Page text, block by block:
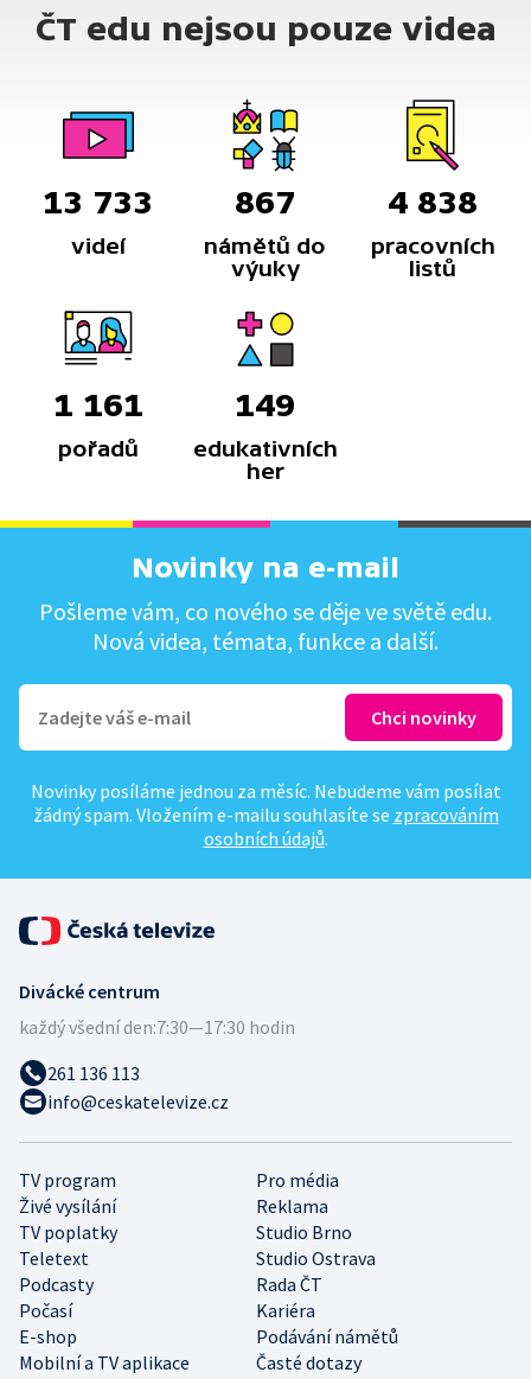
ČT edu nejsou pouze videa
13 733
videí
867
námětů do
výuky
4 838
pracovních
listů
1 161
pořadů
149
edukativních
her
Novinky na e-mail
Pošleme vám, co nového se děje ve světě edu.
Nová videa, témata, funkce a další.
Novinky posíláme jednou za měsíc. Nebudeme vám posílat
žádný spam. Vložením e-mailu souhlasíte se zpracováním
osobních údajů.